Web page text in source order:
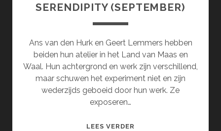
SERENDIPITY (SEPTEMBER)
Ans van den Hurk en Geert Lemmers hebben
beiden hun atelier in het Land van Maas en
Waal. Hun achtergrond en werk zijn verschillend,
maar schuwen het experiment niet en zijn
wederzijds geboeid door hun werk. Ze
exposeren…
LEES VERDER